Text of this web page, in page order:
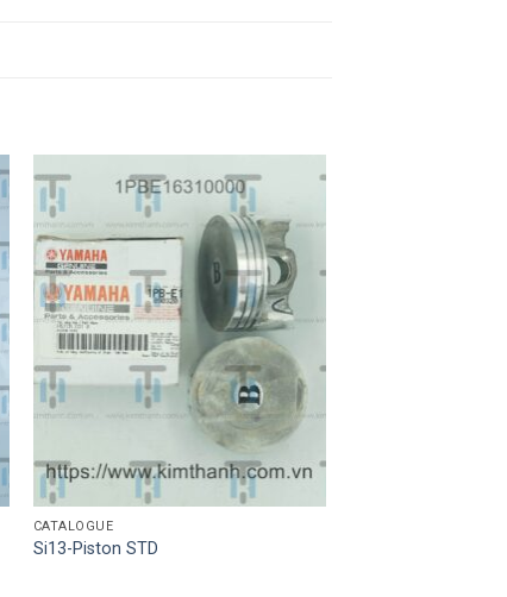
CATALOGUE
Si13-Piston STD